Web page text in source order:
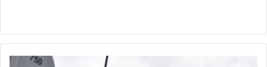
Itaberaba: